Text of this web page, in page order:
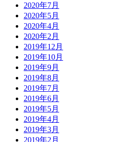
2020年7月
2020年5月
2020年4月
2020年2月
2019年12月
2019年10月
2019年9月
2019年8月
2019年7月
2019年6月
2019年5月
2019年4月
2019年3月
2019年2月